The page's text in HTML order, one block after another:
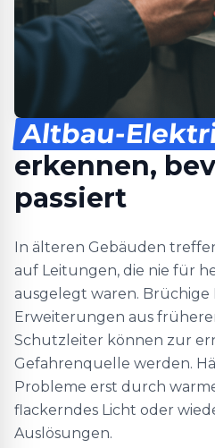
Altbau-
erkennen,
passiert
In älteren Gebäuden
auf Leitungen, die nie für
ausgelegt waren. Brüchige
Erweiterungen aus
Schutzleiter können zur
Gefahrenquelle werden.
Probleme erst durch
flackerndes Licht oder
Auslösungen.